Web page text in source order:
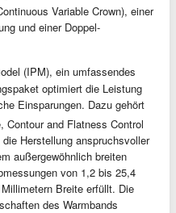
Variable Crown), einer
und einer Doppel-
(IPM), ein umfassendes
optimiert die Leistung
Einsparungen. Dazu gehört
Contour and Flatness Control
Herstellung anspruchsvoller
außergewöhnlich breiten
von 1,2 bis 25,4
Breite erfüllt. Die
des Warmbands